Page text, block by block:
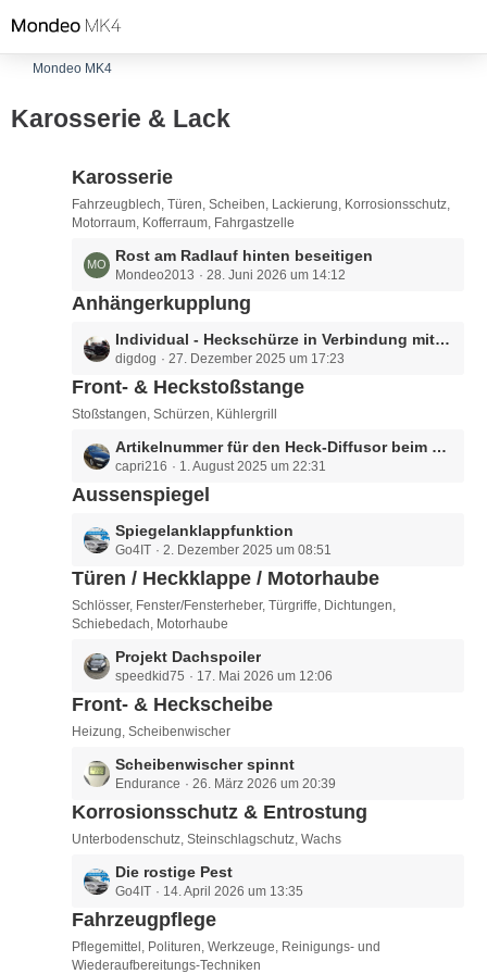
Mondeo MK4
Karosserie & Lack
Karosserie
Fahrzeugblech, Türen, Scheiben, Lackierung, Korrosionsschutz,
Motorraum, Kofferraum, Fahrgastzelle
L
e
t
t
e
B
e
t
r
ä
e
Rost am Radlauf hinten beseitigen
Mondeo2013 28. Juni 2026 um 14:12
Anhängerkupplung
L
e
t
e
B
e
t
r
ä
g
e
Individual - Heckschürze in Verbindung mit fester AHK
digdog 27. Dezember 2025 um 17:23
Front- & Heckstoßstange
Stoßstangen, Schürzen, Kühlergrill
L
e
t
t
e
B
e
i
r
g
e
Artikelnummer für den Heck-Diffusor beim Turnier SPORT
capri216 1. August 2025 um 22:31
Aussenspiegel
L
e
t
t
B
e
i
t
ä
g
e
Spiegelanklappfunktion
Go4IT 2. Dezember 2025 um 08:51
Türen / Heckklappe / Motorhaube
Schlösser, Fenster/Fensterheber, Türgriffe, Dichtungen,
Schiebedach, Motorhaube
L
e
t
e
B
e
r
ä
g
e
Projekt Dachspoiler
speedkid75 17. Mai 2026 um 12:06
Front- & Heckscheibe
Heizung, Scheibenwischer
L
e
t
e
B
e
i
t
Scheibenwischer spinnt
Endurance 26. März 2026 um 20:39
Korrosionsschutz & Entrostung
Unterbodenschutz, Steinschlagschutz, Wachs
L
e
t
t
Die rostige Pest
Go4IT 14. April 2026 um 13:35
Fahrzeugpflege
Pflegemittel, Polituren, Werkzeuge, Reinigungs- und
Wiederaufbereitungs-Techniken